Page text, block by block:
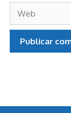
electrónico
Web